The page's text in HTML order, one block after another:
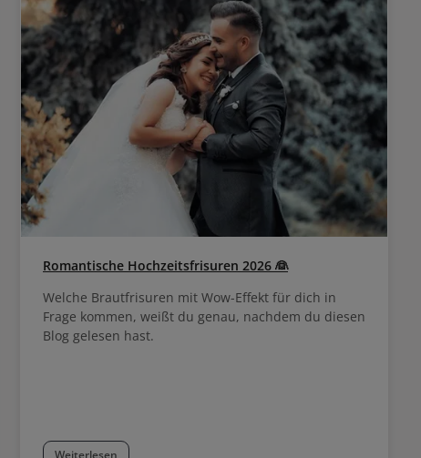
Romantische Hochzeitsfrisuren 2026 👰
Welche Brautfrisuren mit Wow-Effekt für dich in
Frage kommen, weißt du genau, nachdem du diesen
Blog gelesen hast.
Weiterlesen